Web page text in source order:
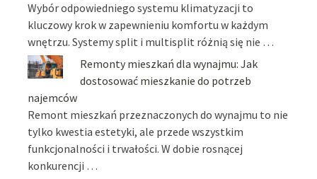
Wybór odpowiedniego systemu klimatyzacji to
kluczowy krok w zapewnieniu komfortu w każdym
wnętrzu. Systemy split i multisplit różnią się nie …
Remonty mieszkań dla wynajmu: Jak
dostosować mieszkanie do potrzeb
najemców
Remont mieszkań przeznaczonych do wynajmu to nie
tylko kwestia estetyki, ale przede wszystkim
funkcjonalności i trwałości. W dobie rosnącej
konkurencji …